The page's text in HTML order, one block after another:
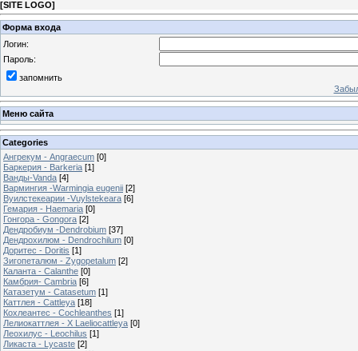
[SITE LOGO]
Форма входа
Логин:
Пароль:
запомнить
Меню сайта
Categories
Ангрекум - Angraecum [0]
Баркерия - Barkeria [1]
Ванды-Vanda [4]
Вармингия -Warmingia eugenii [2]
Вуилстекеарии -Vuylstekeara [6]
Гемария - Haemaria [0]
Гонгора - Gongora [2]
Дендробиум -Dendrobium [37]
Дендрохилюм - Dendrochilum [0]
Доритес - Doritis [1]
Зигопеталюм - Zygopetalum [2]
Каланта - Calanthe [0]
Камбрия- Cambria [6]
Катазетум - Catasetum [1]
Каттлея - Cattleya [18]
Кохлеантес - Cochleanthes [1]
Лелиокаттлея - X Laeliocattleya [0]
Леохилус - Leochilus [1]
Ликаста - Lycaste [2]